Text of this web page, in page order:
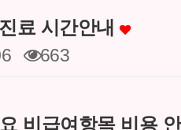
료 시간안내
663
비급여항목 비용